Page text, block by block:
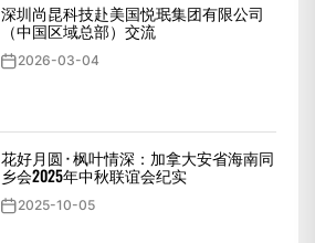
深圳尚昆科技赴美国悦珉集团有限公司
（中国区域总部）交流
2026-03-04
花好月圆 · 枫叶情深：加拿大安省海南同
乡会2025年中秋联谊会纪实
2025-10-05